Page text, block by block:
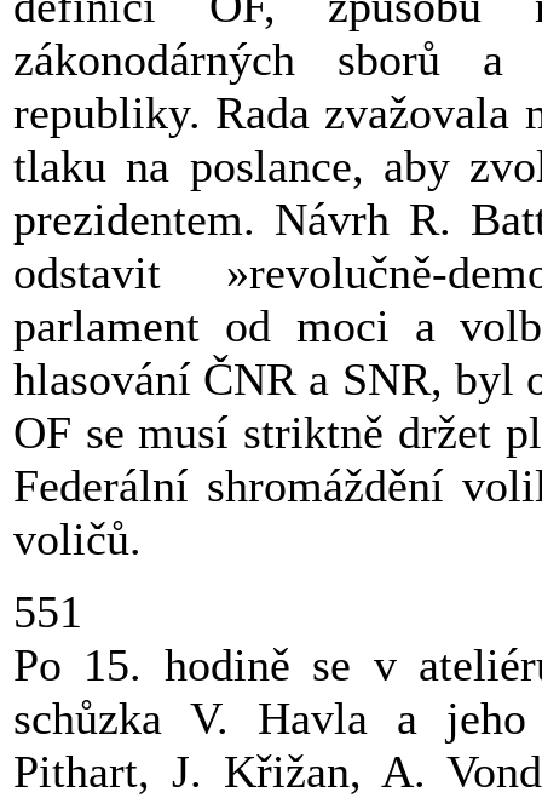
zákonodárných sborů
republiky. Rada zvažovala
tlaku na poslance, aby
prezidentem. Návrh R.
odstavit »revolučně-
parlament od moci a
hlasování ČNR a SNR, byl
OF se musí striktně držet
Federální shromáždění
voličů.
551
Po 15. hodině se v
schůzka V. Havla a jeho
Pithart, J. Křižan, A.